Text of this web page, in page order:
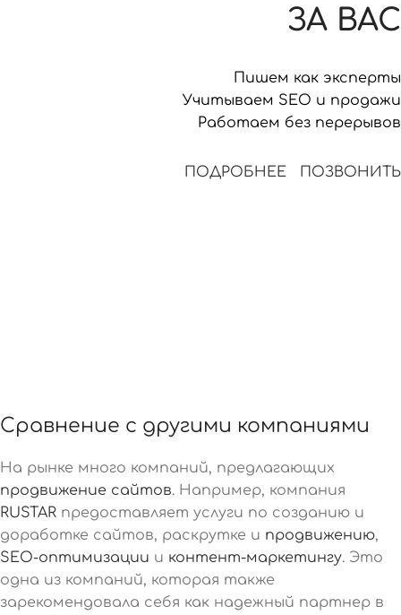
ЗА ВАС
Пишем как эксперты
Учитываем SEO и продажи
Работаем без перерывов
ПОДРОБНЕЕ ПОЗВОНИТЬ
Сравнение с другими компаниями
На рынке много компаний, предлагающих
продвижение сайтов. Например, компания
RUSTAR предоставляет услуги по созданию и
доработке сайтов, раскрутке и продвижению,
SEO-оптимизации и контент-маркетингу. Это
одна из компаний, которая также
зарекомендовала себя как надежный партнер в